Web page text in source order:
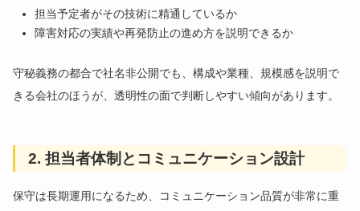
担当予定者がその技術に精通しているか
障害対応の実績や再発防止の進め方を説明できるか
守秘義務の都合で社名非公開でも、構成や業種、規模感を説明で
きる会社のほうが、透明性の面で判断しやすい傾向があります。
2. 担当者体制とコミュニケーション設計
保守は長期運用になるため、コミュニケーション品質が非常に重